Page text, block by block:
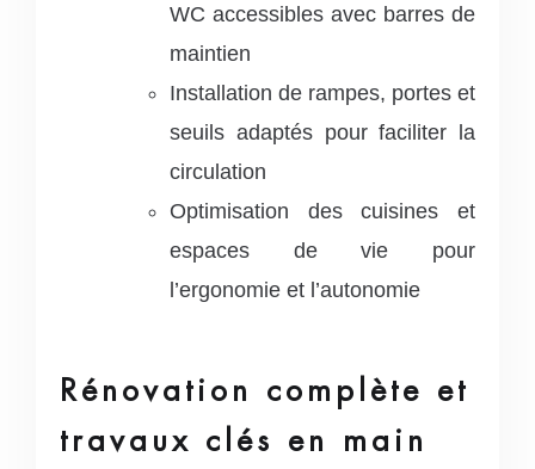
WC accessibles avec barres de
maintien
Installation de rampes, portes et
seuils adaptés pour faciliter la
circulation
Optimisation des cuisines et
espaces de vie pour
l’ergonomie et l’autonomie
Rénovation complète et
travaux clés en main